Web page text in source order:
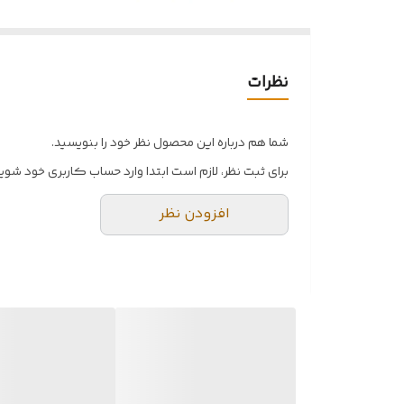
نظرات
شما هم درباره این محصول نظر خود را بنویسید.
برای ثبت نظر، لازم است ابتدا وارد حساب کاربری خود
افزودن نظر